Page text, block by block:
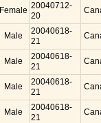
Female 20040712-
20
Male
20040618-
21
Male
20040618-
21
Male
20040618-
21
Male
20040618-
21